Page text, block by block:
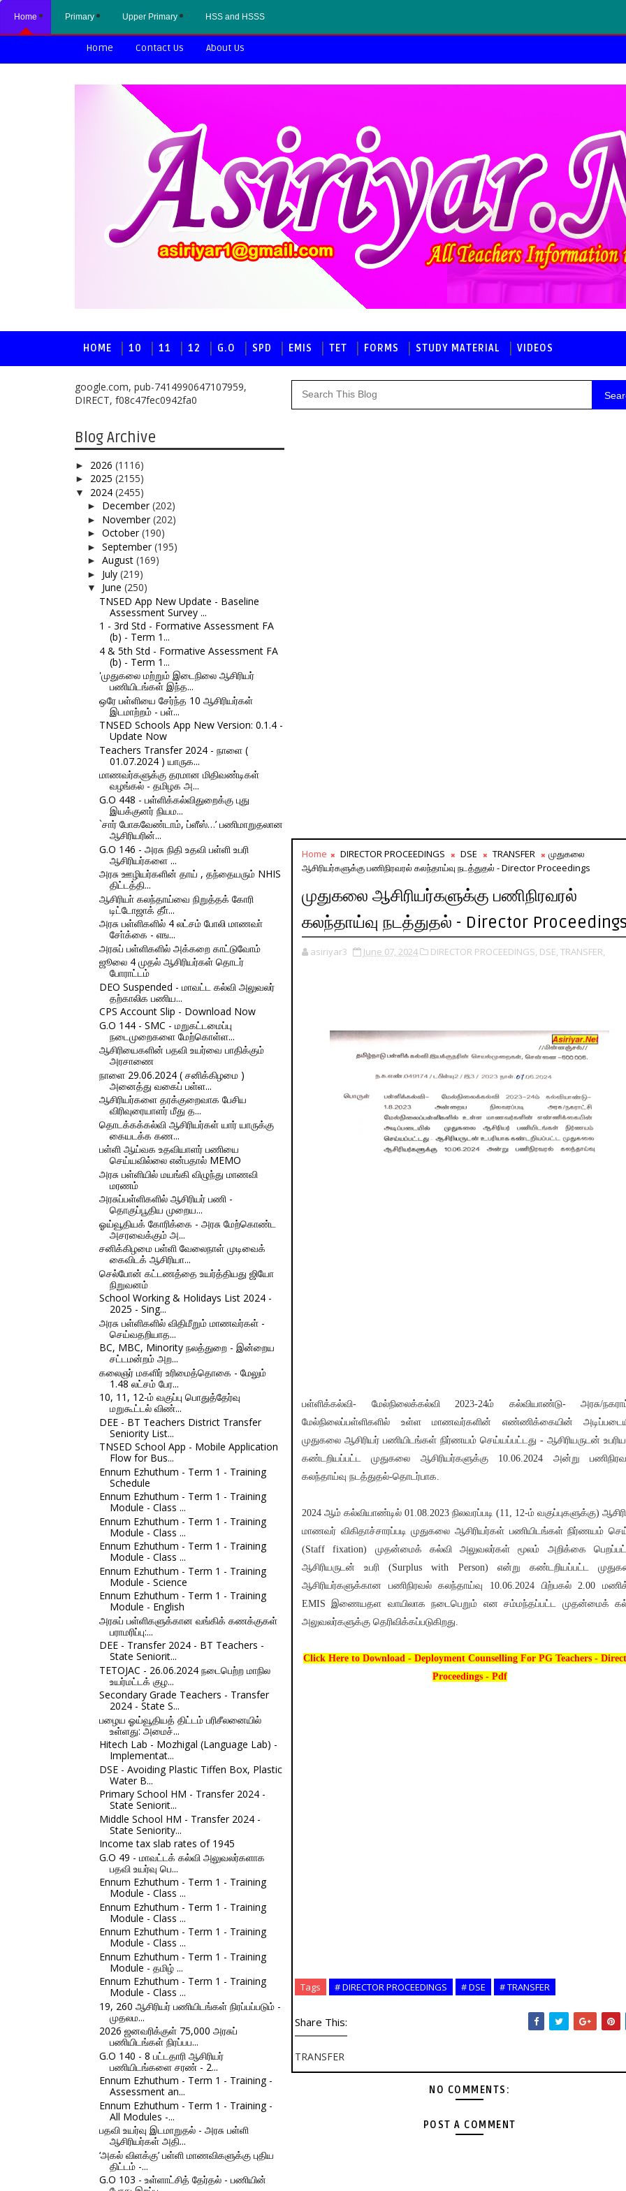
Home Primary Upper Primary HSS and HSSS
Home Contact Us About Us
HOME 10 11 12 G.O SPD EMIS TET FORMS STUDY MATERIAL VIDEOS
google.com, pub-7414990647107959,
DIRECT, f08c47fec0942fa0
Blog Archive
► 2026 (1116)
► 2025 (2155)
▼ 2024 (2455)
► December(202)
► November(202)
► October(190)
► September(195)
► August (169)
► July (219)
▼ June (250)
TNSED App New Update - Baseline
Assessment Survey ...
1 - 3rd Std - Formative Assessment FA
(b) - Term 1...
4 & 5th Std - Formative Assessment FA
(b) - Term 1...
'முதுகலை மற்றும் இடைநிலை ஆசிரியர்
பணியிடங்கள் இந்த...
ஒரே பள்ளியை சேர்ந்த 10 ஆசிரியர்கள்
இடமாற்றம் - பள்...
TNSED Schools App New Version: 0.1.4 -
Update Now
Teachers Transfer 2024 - நாளை (
01.07.2024 ) யாருக...
மாணவர்களுக்கு தரமான மிதிவண்டிகள்
வழங்கல் - தமிழக அ...
G.O 448 - பள்ளிக்கல்விதுறைக்கு புது
இயக்குனர் நியம...
`சார் போகவேண்டாம், ப்ளீஸ்…’ பணிமாறுதலான
ஆசிரியரின்...
G.O 146 - அரசு நிதி உதவி பள்ளி உபரி
ஆசிரியர்களை ...
அரசு ஊழியர்களின் தாய் , தந்தையரும் NHIS
திட்டத்தி...
ஆசிரியா் கலந்தாய்வை நிறுத்தக் கோரி
டிட்டோஜாக் தீா்...
அரசு பள்ளிகளில் 4 லட்சம் போலி மாணவா்
சோ்க்கை - எங...
அரசுப் பள்ளிகளில் அக்கறை காட்டுவோம்
ஜூலை 4 முதல் ஆசிரியர்கள் தொடர்
போராட்டம்
DEO Suspended - மாவட்ட கல்வி அலுவலர்
தற்காலிக பணிய...
CPS Account Slip - Download Now
G.O 144 - SMC - மறுகட்டமைப்பு
நடைமுறைகளை மேற்கொள்ள...
ஆசிரியைகளின் பதவி உயர்வை பாதிக்கும்
அரசாணை
நாளை 29.06.2024 ( சனிக்கிழமை )
அனைத்து வகைப் பள்ள...
ஆசிரியர்களை தரக்குறைவாக பேசிய
விரிவுரையாளர் மீது த...
தொடக்கக்கல்வி ஆசிரியர்கள் யார் யாருக்கு
கையடக்க கண...
பள்ளி ஆய்வக உதவியாளர் பணியை
செய்யவில்லை என்பதால் MEMO
அரசு பள்ளியில் மயங்கி விழுந்து மாணவி
மரணம்
அரசுப்பள்ளிகளில் ஆசிரியர் பணி -
தொகுப்பூதிய முறைய...
ஓய்வூதியக் கோரிக்கை - அரசு மேற்கொண்ட
அசரவைக்கும் அ...
சனிக்கிழமை பள்ளி வேலைநாள் முடிவைக்
கைவிடக் ஆசிரியா...
செல்போன் கட்டணத்தை உயர்த்தியது ஜியோ
நிறுவனம்
School Working & Holidays List 2024 -
2025 - Sing...
அரசு பள்ளிகளில் விதிமீறும் மாணவர்கள் -
செய்வதறியாத...
BC, MBC, Minority நலத்துறை - இன்றைய
சட்டமன்றம் அற...
கலைஞர் மகளிர் உரிமைத்தொகை - மேலும்
1.48 லட்சம் பேர...
10, 11, 12-ம் வகுப்பு பொதுத்தேர்வு
மறுகூட்டல் விண்...
DEE - BT Teachers District Transfer
Seniority List...
TNSED School App - Mobile Application
Flow for Bus...
Ennum Ezhuthum - Term 1 - Training
Schedule
Ennum Ezhuthum - Term 1 - Training
Module - Class ...
Ennum Ezhuthum - Term 1 - Training
Module - Class ...
Ennum Ezhuthum - Term 1 - Training
Module - Class ...
Ennum Ezhuthum - Term 1 - Training
Module - Science
Ennum Ezhuthum - Term 1 - Training
Module - English
அரசுப் பள்ளிகளுக்கான வங்கிக் கணக்குகள்
பராமரிப்பு:...
DEE - Transfer 2024 - BT Teachers -
State Seniorit...
TETOJAC - 26.06.2024 நடைபெற்ற மாநில
உயர்மட்டக் குழ...
Secondary Grade Teachers - Transfer
2024 - State S...
பழைய ஓய்வூதியத் திட்டம் பரிசீலனையில்
உள்ளது: அமைச்...
Hitech Lab - Mozhigal (Language Lab) -
Implementat...
DSE - Avoiding Plastic Tiffen Box, Plastic
Water B...
Primary School HM - Transfer 2024 -
State Seniorit...
Middle School HM - Transfer 2024 -
State Seniority...
Income tax slab rates of 1945
G.O 49 - மாவட்டக் கல்வி அலுவலர்களாக
பதவி உயர்வு பெ...
Ennum Ezhuthum - Term 1 - Training
Module - Class ...
Ennum Ezhuthum - Term 1 - Training
Module - Class ...
Ennum Ezhuthum - Term 1 - Training
Module - Class ...
Ennum Ezhuthum - Term 1 - Training
Module - தமிழ் ...
Ennum Ezhuthum - Term 1 - Training
Module - Class ...
19, 260 ஆசிரியர் பணியிடங்கள் நிரப்பப்படும் -
முதலம...
2026 ஜனவரிக்குள் 75,000 அரசுப்
பணியிடங்கள் நிரப்பப...
G.O 140 - 8 பட்டதாரி ஆசிரியர்
பணியிடங்களை சரண் - 2...
Ennum Ezhuthum - Term 1 - Training -
Assessment an...
Ennum Ezhuthum - Term 1 - Training -
All Modules -...
பதவி உயர்வு இடமாறுதல் - அரசு பள்ளி
ஆசிரியர்கள் அதி...
‘அகல் விளக்கு’ பள்ளி மாணவிகளுக்கு புதிய
திட்டம் -...
G.O 103 - உள்ளாட்சித் தேர்தல் - பணியின்
Home DIRECTOR PROCEEDINGS DSE TRANSFER
முதுகலை
ஆசிரியர்களுக்கு பணிநிரவரல் கலந்தாய்வு நடத்துதல் - Director Proceedings
முதுகலை ஆசிரியர்களுக்கு பணிநிரவரல்
கலந்தாய்வு நடத்துதல் - Director
asiriyar3 June 07, 2024 DIRECTOR PROCEEDINGS, DSE, TRANSFER,
பள்ளிக்கல்வி- மேல்நிலைக்கல்வி 2023-24ம் கல்வியாண்டு- அரசு/
மேல்நிலைப்பள்ளிகளில் உள்ள மாணவர்களின் எண்ணிக்கையின்
முதுகலை ஆசிரியர் பணியிடங்கள் நிர்ணயம் செய்யப்பட்டது - ஆசிரியருடன்
கண்டறியப்பட்ட முதுகலை ஆசிரியர்களுக்கு 10.06.2024 அன்று
கலந்தாய்வு நடத்துதல்-தொடர்பாக.
2024 ஆம் கல்வியாண்டில் 01.08.2023 நிலவரப்படி (11, 12-ம் வகுப்புகளுக்கு)
மாணவர் விகிதாச்சாரப்படி முதுகலை ஆசிரியர்கள் பணியிடங்கள் நிர்ணயம்
(Staff fixation) முதன்மைக் கல்வி அலுவலர்கள் மூலம் அறிக்கை
ஆசிரியருடன் உபரி (Surplus with Person) என்று கண்டறியப்பட்ட
ஆசிரியர்களுக்கான பணிநிரவல் கலந்தாய்வு 10.06.2024 பிற்பகல் 2.00
EMIS இணையதள வாயிலாக நடைபெறும் என சம்மந்தப்பட்ட முதன்மைக்
அலுவலர்களுக்கு தெரிவிக்கப்படுகிறது.
Click Here to Download - Deployment Counselling For PG Teachers -
Proceedings - Pdf
Tags # DIRECTOR PROCEEDINGS # DSE # TRANSFER
Share This:
TRANSFER
NO COMMENTS:
POST A COMMENT